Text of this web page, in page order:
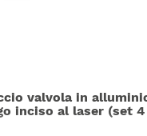
valvola in
inciso al laser (set 4